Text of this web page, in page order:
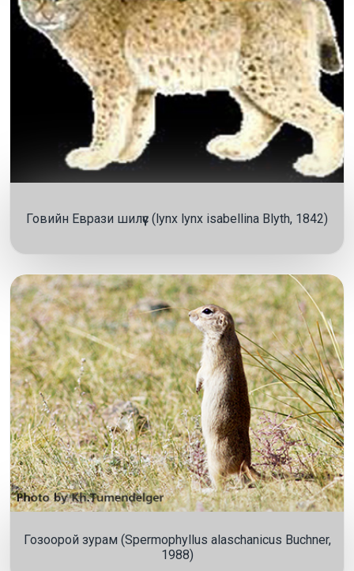
Говийн Еврази шилүүс (lynx lynx isabellina Blyth, 1842)
Гозоорой зурам (Spermophyllus alaschanicus Buchner,
1988)